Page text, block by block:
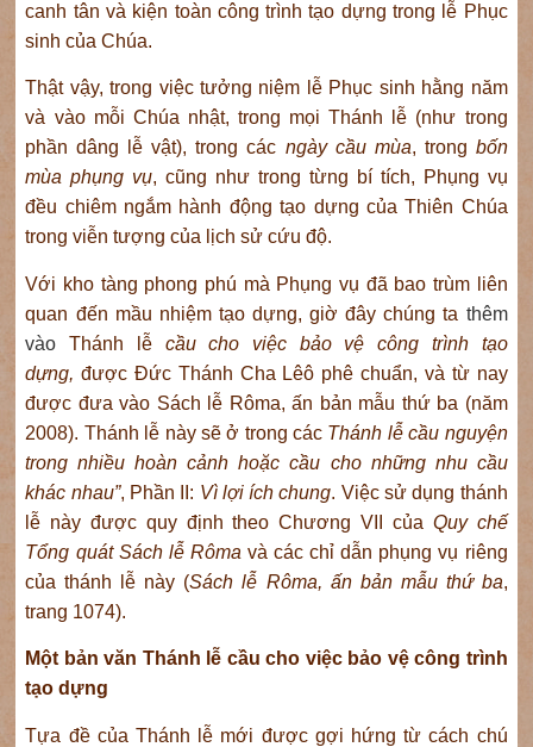
canh tân và kiện toàn công trình tạo dựng trong lễ Phục
sinh của Chúa.
Thật vậy, trong việc tưởng niệm lễ Phục sinh hằng năm
và vào mỗi Chúa nhật, trong mọi Thánh lễ (như trong
phần dâng lễ vật), trong các ngày cầu mùa, trong bốn
mùa phụng vụ, cũng như trong từng bí tích, Phụng vụ
đều chiêm ngắm hành động tạo dựng của Thiên Chúa
trong viễn tượng của lịch sử cứu độ.
Với kho tàng phong phú mà Phụng vụ đã bao trùm liên
quan đến mầu nhiệm tạo dựng, giờ đây chúng ta thêm
vào Thánh lễ cầu cho việc bảo vệ công trình tạo
dựng,được Đức Thánh Cha Lêô phê chuẩn, và từ nay
được đưa vào Sách lễ Rôma, ấn bản mẫu thứ ba (năm
2008). Thánh lễ này sẽ ở trong các Thánh lễ cầu nguyện
trong nhiều hoàn cảnh hoặc cầu cho những nhu cầu
khác nhau”, Phần II: Vì lợi ích chung. Việc sử dụng thánh
lễ này được quy định theo Chương VII của Quy chế
Tổng quát Sách lễ Rôma và các chỉ dẫn phụng vụ riêng
của thánh lễ này (Sách lễ Rôma, ấn bản mẫu thứ ba,
trang 1074).
Một bản văn Thánh lễ cầu cho việc bảo vệ công trình
tạo dựng
Tựa đề của Thánh lễ mới được gợi hứng từ cách chú